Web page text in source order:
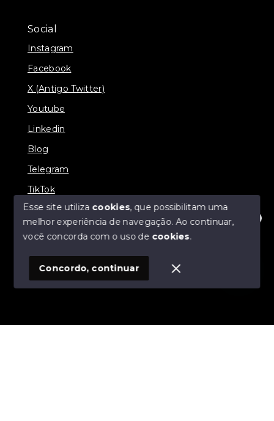
Olá! Estamos disponíveis para te ajudar.
Social
Instagram
Facebook
X (Antigo Twitter)
Youtube
Linkedin
Blog
Telegram
TikTok
© Copyright 2026 - Zucotti Imóveis - Todos os direitos
SITE PARA IMOBILIARIA
Esse site utiliza cookies, que possibilitam uma
melhor experiência de navegação.Ao continuar,
você concorda com o uso de cookies.
Concordo, continuar